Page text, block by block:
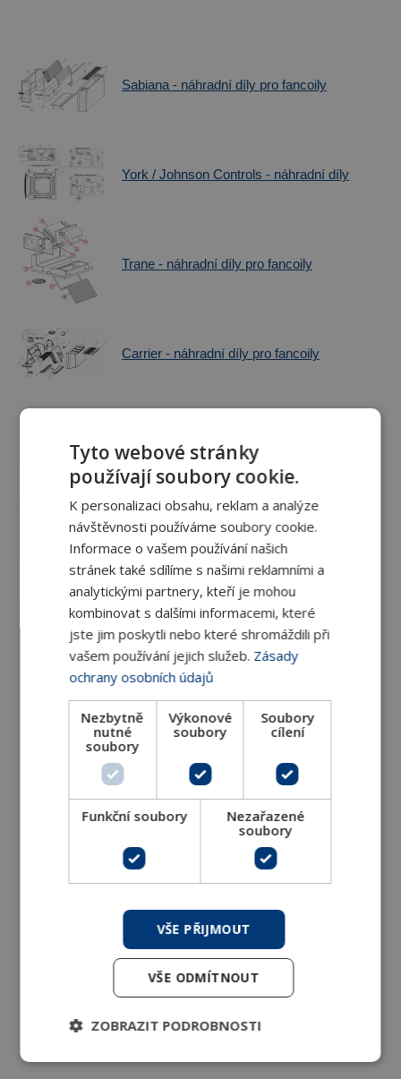
Sabiana - náhradní díly pro fancoily
York / Johnson Controls - náhradní díly
Trane - náhradní díly pro fancoily
Carrier - náhradní díly pro fancoily
FläktGroup - náhradní díly pro fancoily
Clivent - náhradní díly pro fancoily
Rhoss - náhradní díly pro fancoily
Hydronix - náhradní díly pro teplovzdušné
jednotky
jednotky
FlowAir - náhradní díly pro teplovzdušné
FlowAir - náhradní díly pro dveřní a vratové
Tyto webové stránky
používají soubory cookie.
K personalizaci obsahu, reklam a analýze
návštěvnosti používáme soubory cookie.
Informace o vašem používání našich
stránek také sdílíme s našimi reklamními a
analytickými partnery, kteří je mohou
kombinovat s dalšími informacemi, které
jste jim poskytli nebo které shromáždili při
vašem používání jejich služeb. Zásady
ochrany osobních údajů
Nezbytně
nutné
soubory
Výkonové
soubory
Soubory
cílení
Funkční soubory
Nezařazené
soubory
VŠE PŘIJMOUT
VŠE ODMÍTNOUT
ZOBRAZIT PODROBNOSTI